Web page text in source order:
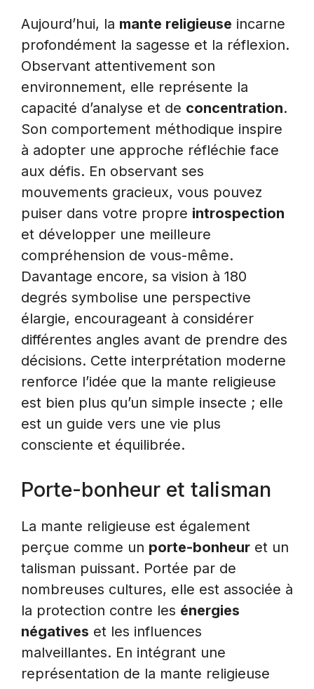
Aujourd’hui, la mante religieuse incarne
profondément la sagesse et la réflexion.
Observant attentivement son
environnement, elle représente la
capacité d’analyse et de concentration.
Son comportement méthodique inspire
à adopter une approche réfléchie face
aux défis. En observant ses
mouvements gracieux, vous pouvez
puiser dans votre propre introspection
et développer une meilleure
compréhension de vous-même.
Davantage encore, sa vision à 180
degrés symbolise une perspective
élargie, encourageant à considérer
différentes angles avant de prendre des
décisions. Cette interprétation moderne
renforce l’idée que la mante religieuse
est bien plus qu’un simple insecte ; elle
est un guide vers une vie plus
consciente et équilibrée.
Porte-bonheur et talisman
La mante religieuse est également
perçue comme un porte-bonheur et un
talisman puissant. Portée par de
nombreuses cultures, elle est associée à
la protection contre les énergies
négatives et les influences
malveillantes. En intégrant une
représentation de la mante religieuse